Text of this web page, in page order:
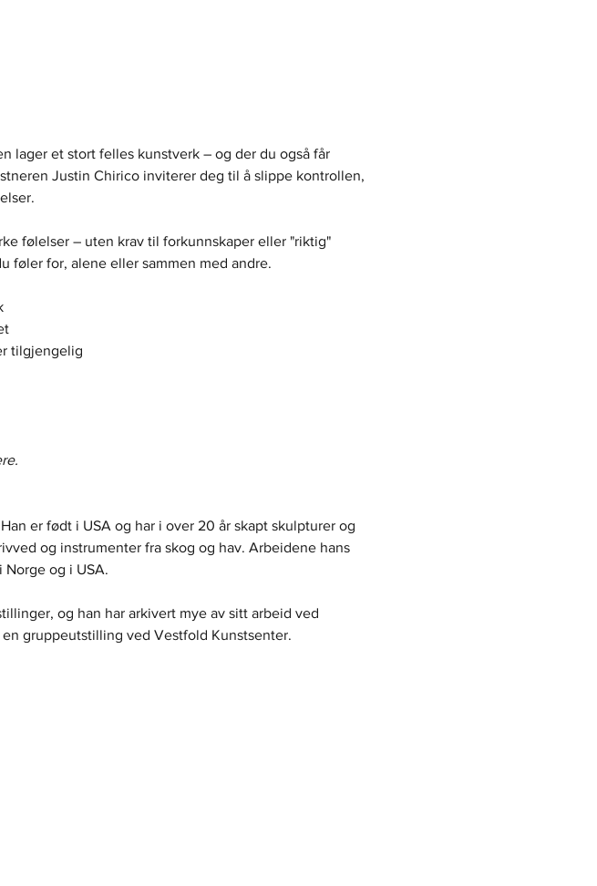
lager et stort felles kunstverk – og der du også får
Justin Chirico inviterer deg til å slippe kontrollen,
følelser – uten krav til forkunnskaper eller "riktig"
føler for, alene eller sammen med andre.
tilgjengelig
er født i USA og har i over 20 år skapt skulpturer og
og instrumenter fra skog og hav. Arbeidene hans
og i USA.
og han har arkivert mye av sitt arbeid ved
gruppeutstilling ved Vestfold Kunstsenter.